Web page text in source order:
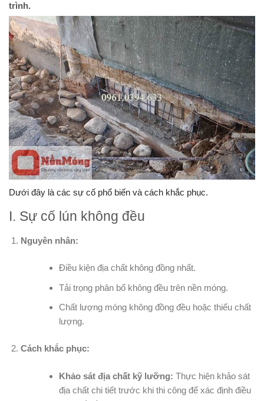
trình.
Dưới đây là các sự cố phổ biến và cách khắc phục.
I. Sự cố lún không đều
Nguyên nhân:
Điều kiện địa chất không đồng nhất.
Tải trọng phân bố không đều trên nền móng.
Chất lượng móng không đồng đều hoặc thiếu chất
lượng.
Cách khắc phục:
Khảo sát địa chất kỹ lưỡng: Thực hiện khảo sát
địa chất chi tiết trước khi thi công để xác định điều